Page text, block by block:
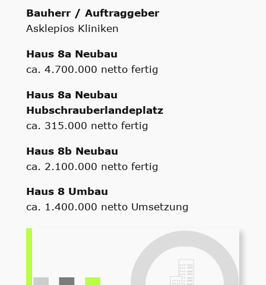
Bauherr / Auftraggeber
Asklepios Kliniken
Haus 8a Neubau
ca. 4.700.000 netto fertig
Haus 8a Neubau
Hubschrauberlandeplatz
ca. 315.000 netto fertig
Haus 8b Neubau
ca. 2.100.000 netto fertig
Haus 8 Umbau
ca. 1.400.000 netto Umsetzung